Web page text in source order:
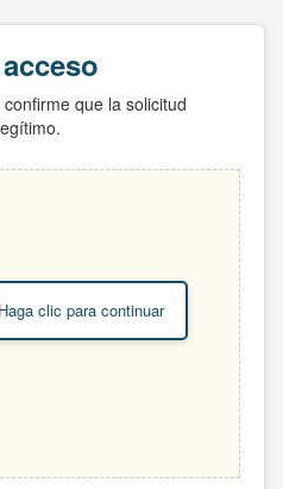
que la solicitud
clic para continuar